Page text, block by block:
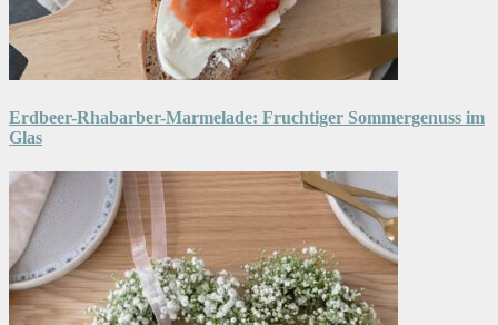
Erdbeer-Rhabarber-Marmelade: Fruchtiger Sommergenuss im
Glas